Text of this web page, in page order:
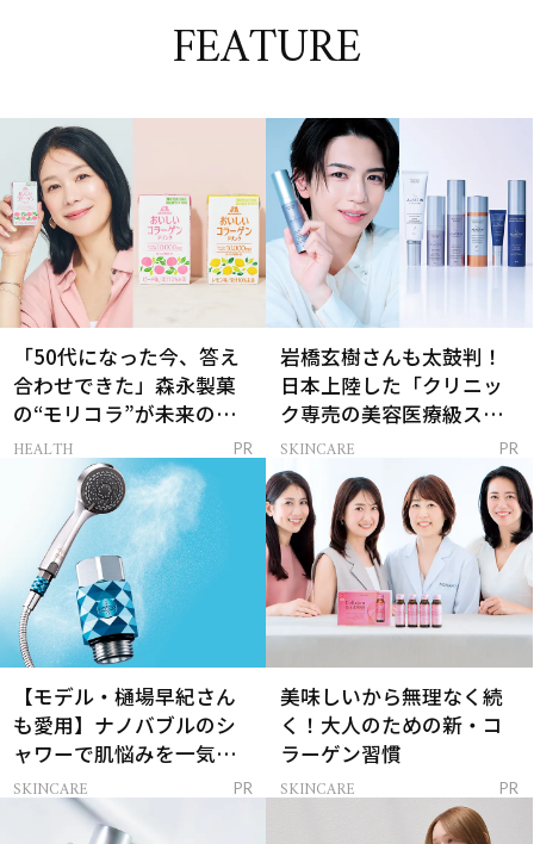
FEATURE
「50代になった今、答え
合わせできた」森永製菓
の“モリコラ”が未来のキ
レイを連れてくる！
HEALTH PR
岩橋玄樹さんも太鼓判！
日本上陸した「クリニッ
ク専売の美容医療級スキ
ンケア」
SKINCARE PR
【モデル・樋場早紀さん
も愛用】ナノバブルのシ
ャワーで肌悩みを一気に
解決
SKINCARE PR
美味しいから無理なく続
く！大人のための新・コ
ラーゲン習慣
SKINCARE PR